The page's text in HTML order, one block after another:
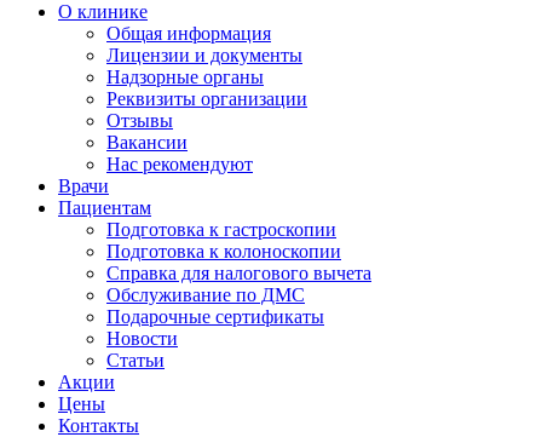
О клинике
Общая информация
Лицензии и документы
Надзорные органы
Реквизиты организации
Отзывы
Вакансии
Нас рекомендуют
Врачи
Пациентам
Подготовка к гастроскопии
Подготовка к колоноскопии
Справка для налогового вычета
Обслуживание по ДМС
Подарочные сертификаты
Новости
Статьи
Акции
Цены
Контакты